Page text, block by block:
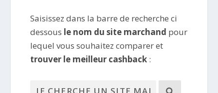
Saisissez dans la barre de recherche ci
dessous le nom du site marchand pour
lequel vous souhaitez comparer et
trouver le meilleur cashback :